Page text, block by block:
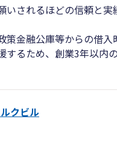
されるほどの信頼と
金融公庫等からの借
るため、創業3年以内
クビル